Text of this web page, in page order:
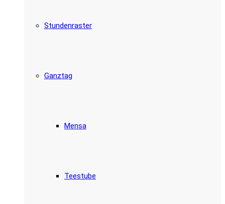
Stundenraster
Ganztag
Mensa
Teestube